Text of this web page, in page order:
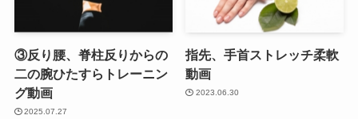
③反り腰、脊柱反りからの
二の腕ひたすらトレーニン
グ動画
2025.07.27
指先、手首ストレッチ柔軟
動画
2023.06.30